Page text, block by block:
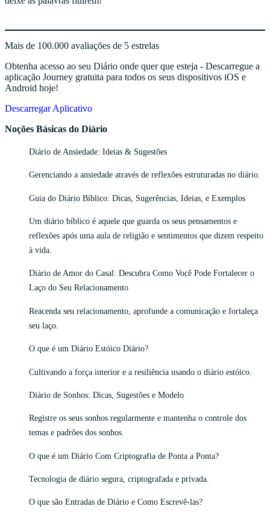
Mais de 100.000 avaliações de 5 estrelas
Obtenha acesso ao seu Diário onde quer que esteja - Descarregue a
aplicação Journey gratuita para todos os seus dispositivos iOS e
Android hoje!
Descarregar Aplicativo
Noções Básicas do Diário
Diário de Ansiedade: Ideias & Sugestões
Gerenciando a ansiedade através de reflexões estruturadas no diário.
Guia do Diário Bíblico: Dicas, Sugerências, Ideias, e Exemplos
Um diário bíblico é aquele que guarda os seus pensamentos e
reflexões após uma aula de religião e sentimentos que dizem respeito
à vida.
Diário de Amor do Casal: Descubra Como Você Pode Fortalecer o
Laço do Seu Relacionamento
Reacenda seu relacionamento, aprofunde a comunicação e fortaleça
seu laço.
O que é um Diário Estóico Diário?
Cultivando a força interior e a resiliência usando o diário estóico.
Diário de Sonhos: Dicas, Sugestões e Modelo
Registre os seus sonhos regularmente e mantenha o controle dos
temas e padrões dos sonhos.
O que é um Diário Com Criptografia de Ponta a Ponta?
Tecnologia de diário segura, criptografada e privada.
O que são Entradas de Diário e Como Escrevê-las?